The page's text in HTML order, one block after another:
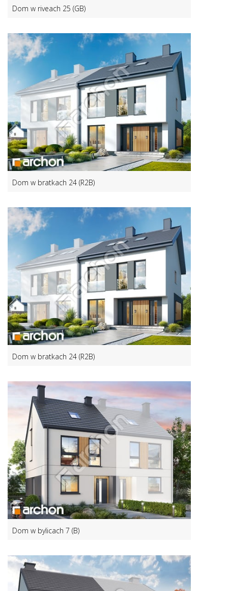
Dom w riveach 25 (GB)
Dom w bratkach 24 (R2B)
Dom w bratkach 24 (R2B)
Dom w bylicach 7 (B)